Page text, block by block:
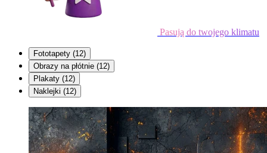
Pasują do twojego klimatu
Fototapety (12)
Obrazy na płótnie (12)
Plakaty (12)
Naklejki (12)